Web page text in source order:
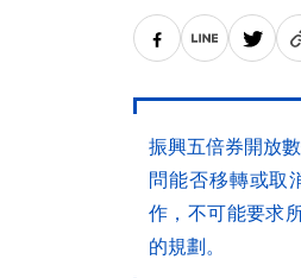
振興五倍券開放
問能否移轉或取
作，不可能要求
的規劃。